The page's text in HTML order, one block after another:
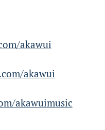
akawui
akawui
akawuimusic